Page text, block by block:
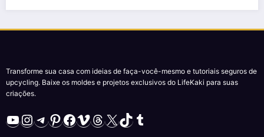
upcycling. Baixe os moldes e projetos exclusivos do LifeKaki para suas
criações.
ThreadsTikTok